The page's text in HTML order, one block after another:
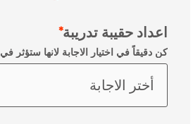
اعداد حقيبة تدريبة
كن دقيقاً في اختيار الاجابة لانها ستؤثر
أختر الاجابة